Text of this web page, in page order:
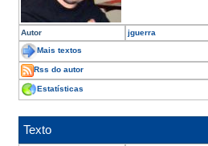
Autor jguerra
Mais textos
Rss do autor
Estatísticas
Texto